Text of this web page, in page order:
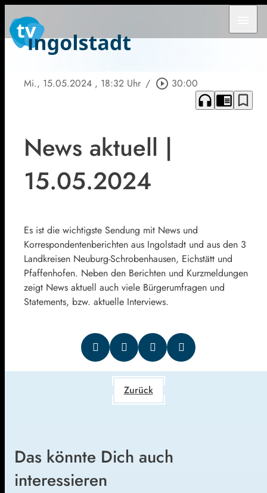
Mi., 15.05.2024 , 18:32 Uhr / play_circle_outline 30:00
headphones chrome_reader_mode bookmark_border
News aktuell |
15.05.2024
Es ist die wichtigste Sendung mit News und
Korrespondentenberichten aus Ingolstadt und aus den 3
Landkreisen Neuburg-Schrobenhausen, Eichstätt und
Pfaffenhofen. Neben den Berichten und Kurzmeldungen
zeigt News aktuell auch viele Bürgerumfragen und
Statements, bzw. aktuelle Interviews.
Zurück
Das könnte Dich auch
interessieren